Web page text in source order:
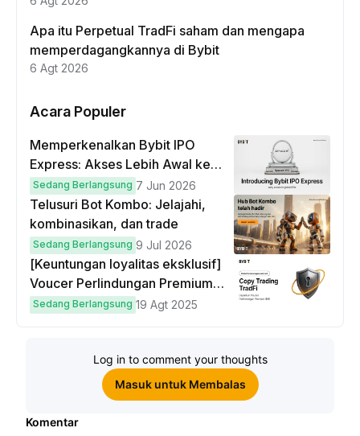
Apa itu Perpetual TradFi saham dan mengapa
memperdagangkannya di Bybit
6 Agt 2026
Acara Populer
Memperkenalkan Bybit IPO
Express: Akses Lebih Awal ke
IPO Global!
Sedang Berlangsung 7 Jun 2026
Telusuri Bot Kombo: Jelajahi,
kombinasikan, dan trade
Sedang Berlangsung 9 Jul 2026
[Keuntungan loyalitas eksklusif]
Voucer Perlindungan Premium
hingga $50
Sedang Berlangsung 19 Agt 2025
Log in to comment your thoughts
Masuk untuk Membalas
Komentar